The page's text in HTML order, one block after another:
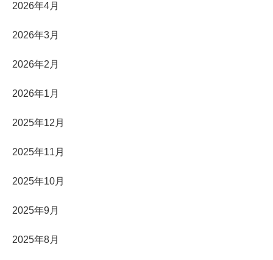
2026年4月
2026年3月
2026年2月
2026年1月
2025年12月
2025年11月
2025年10月
2025年9月
2025年8月